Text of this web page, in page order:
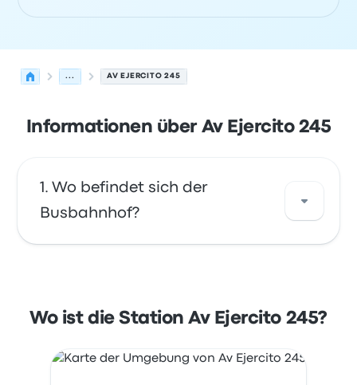
... AV EJERCITO 245
Informationen über Av Ejercito 245
Wo befindet sich der
Busbahnhof?
Standort dieser Bushaltestelle in Trujillo auf
Wo ist die Station Av Ejercito 245?